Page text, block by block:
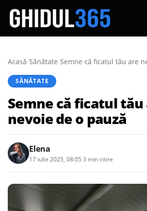
Acasă/Sănătate/
SĂNĂTATE
Semne că ficatul tău
nevoie de o pauză
Elena
17 iulie 2025, 08:05 3 min citire